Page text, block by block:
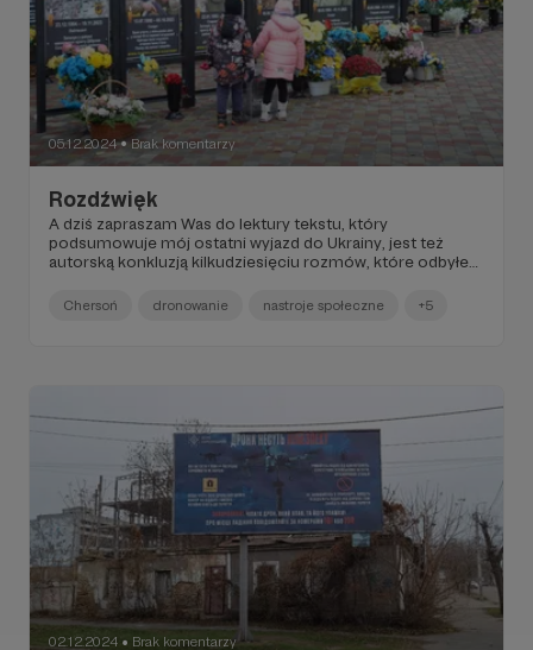
05.12.2024 ● Brak komentarzy
Rozdźwięk
A dziś zapraszam Was do lektury tekstu, który
podsumowuje mój ostatni wyjazd do Ukrainy, jest też
autorską konkluzją kilkudziesięciu rozmów, które odbyłem
Chersoń dronowanie nastroje społeczne +5
02.12.2024 ● Brak komentarzy